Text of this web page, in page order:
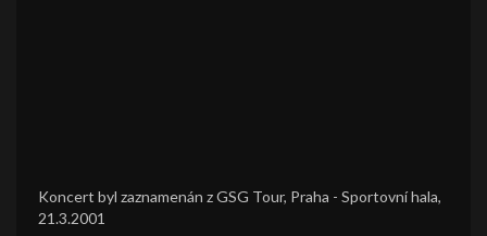
Koncert byl zaznamenán z GSG Tour, Praha - Sportovní hala,
21.3.2001